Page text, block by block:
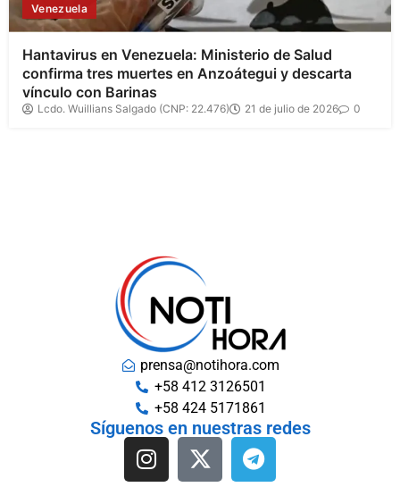
Venezuela
Hantavirus en Venezuela: Ministerio de Salud
confirma tres muertes en Anzoátegui y descarta
vínculo con Barinas
Lcdo. Wuillians Salgado (CNP: 22.476) 21 de julio de 2026 0
prensa@notihora.com
+58 412 3126501
+58 424 5171861
Síguenos en nuestras redes